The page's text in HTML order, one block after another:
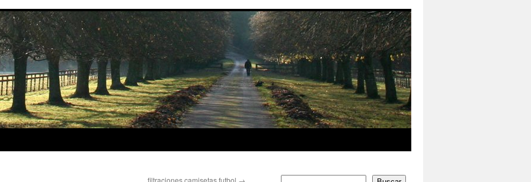
filtraciones camisetas futbol →